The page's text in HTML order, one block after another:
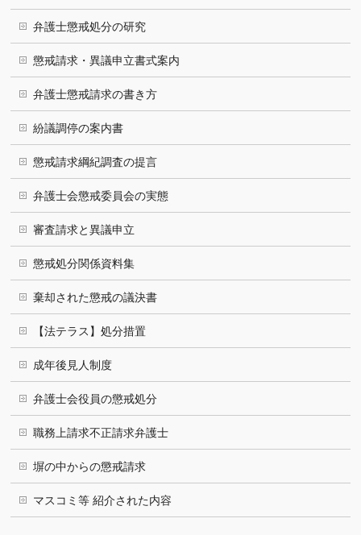
弁護士懲戒処分の研究
懲戒請求・異議申立書式案内
弁護士懲戒請求の書き方
紛議調停の案内書
懲戒請求綱紀調査の提言
弁護士会懲戒委員会の実態
審査請求と異議申立
懲戒処分関係資料集
棄却された懲戒の議決書
【法テラス】処分措置
成年後見人制度
弁護士会役員の懲戒処分
職務上請求不正請求弁護士
塀の中からの懲戒請求
マスコミ等 紹介された内容